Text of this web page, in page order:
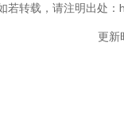
若转载，请注明出处
更新